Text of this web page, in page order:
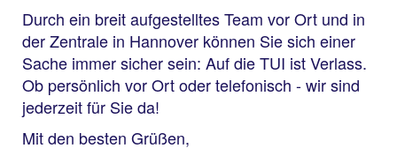
Durch ein breit aufgestelltes Team vor Ort und in
der Zentrale in Hannover können Sie sich einer
Sache immer sicher sein: Auf die TUI ist Verlass.
Ob persönlich vor Ort oder telefonisch - wir sind
jederzeit für Sie da!
Mit den besten Grüßen,